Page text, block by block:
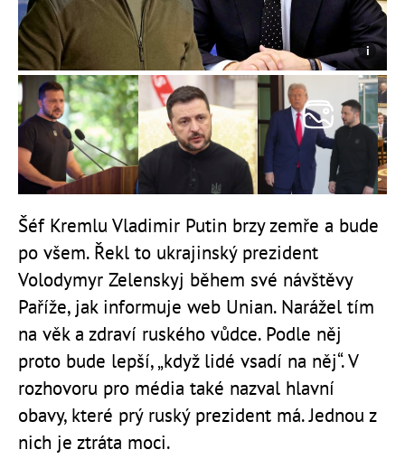
Šéf Kremlu Vladimir Putin brzy zemře a bude
po všem. Řekl to ukrajinský prezident
Volodymyr Zelenskyj během své návštěvy
Paříže, jak informuje web Unian. Narážel tím
na věk a zdraví ruského vůdce. Podle něj
proto bude lepší, „když lidé vsadí na něj“. V
rozhovoru pro média také nazval hlavní
obavy, které prý ruský prezident má. Jednou z
nich je ztráta moci.